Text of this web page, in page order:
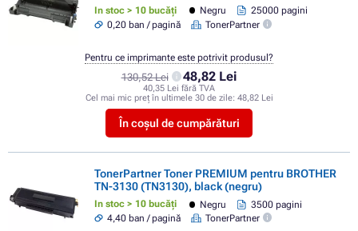
In stoc > 10 bucăți Negru
25000 pagini
0,20 ban / pagină
TonerPartner
130,52 Lei 48,82 Lei
40,35 Lei fără TVA
Cel mai mic preț în ultimele 30 de zile: 48,82 Lei
În coșul de cumpărături
Pentru ce imprimante este potrivit produsul?
TonerPartner Toner PREMIUM pentru BROTHER
TN-3130 (TN3130), black (negru)
In stoc > 10 bucăți Negru
3500 pagini
4,40 ban / pagină
TonerPartner